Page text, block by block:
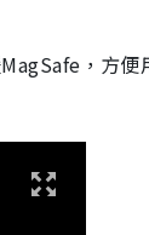
，方